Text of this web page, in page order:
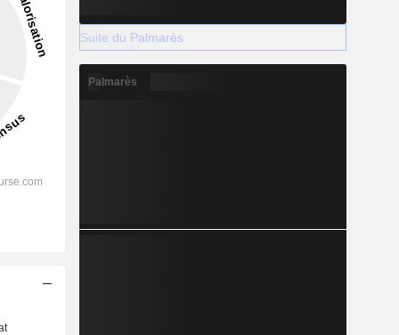
Suite du Palmarès
Palmarès